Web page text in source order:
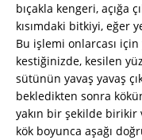
bıçakla kengeri, açığa
kısımdaki bitkiyi, eğer
Bu işlemi onlarcası için
kestiğinizde, kesilen
sütünün yavaş yavaş
bekledikten sonra
yakın bir şekilde birikir
kök boyunca aşağı